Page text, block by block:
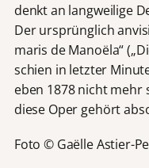
denkt an langweilige
Der ursprünglich
maris de Manoëla“
schien in letzter
eben 1878 nicht mehr
diese Oper gehört
Foto © Gaëlle Astier-